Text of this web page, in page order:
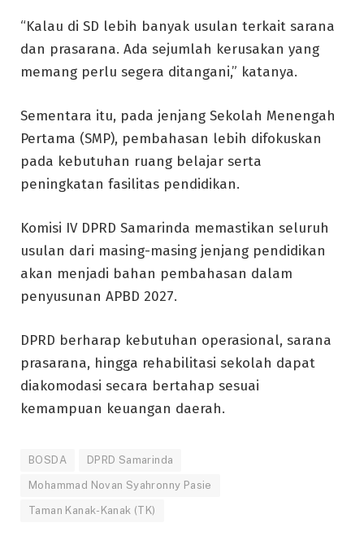
“Kalau di SD lebih banyak usulan terkait sarana
dan prasarana. Ada sejumlah kerusakan yang
memang perlu segera ditangani,” katanya.
Sementara itu, pada jenjang Sekolah Menengah
Pertama (SMP), pembahasan lebih difokuskan
pada kebutuhan ruang belajar serta
peningkatan fasilitas pendidikan.
Komisi IV DPRD Samarinda memastikan seluruh
usulan dari masing-masing jenjang pendidikan
akan menjadi bahan pembahasan dalam
penyusunan APBD 2027.
DPRD berharap kebutuhan operasional, sarana
prasarana, hingga rehabilitasi sekolah dapat
diakomodasi secara bertahap sesuai
kemampuan keuangan daerah.
BOSDA DPRD Samarinda
Mohammad Novan Syahronny Pasie
Taman Kanak-Kanak (TK)